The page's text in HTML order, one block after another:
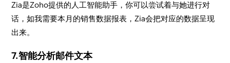
Zia是Zoho提供的人工智能助手，你可以尝试着与她进行对
话，如我需要本月的销售数据报表，Zia会把对应的数据呈现
出来。
7.智能分析邮件文本